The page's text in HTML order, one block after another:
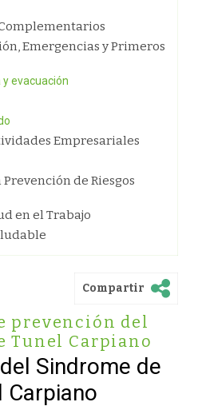
Emergencias y Primeros
evacuación
Empresariales
Prevención de Riesgos
en el Trabajo
Compartir
prevención del
Tunel Carpiano
Sindrome de
Carpiano